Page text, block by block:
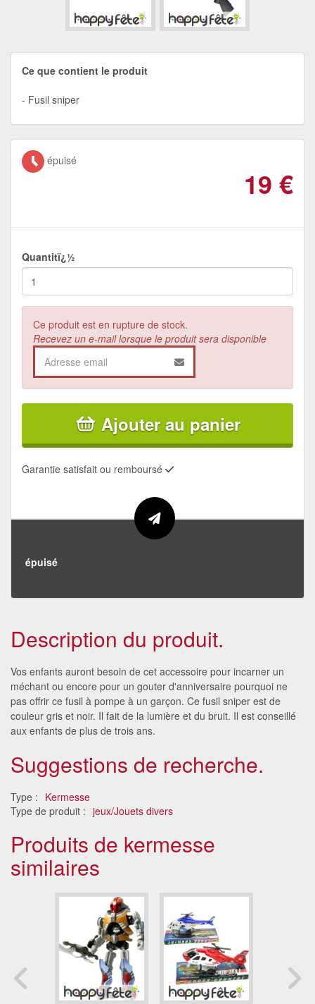
Ce que contient le produit
Fusil sniper
épuisé
19 €
Quantitï¿½
Ce produit est en rupture de stock.
Recevez un e-mail lorsque le produit sera disponible
Ajouter au panier
Garantie satisfait ou remboursé
épuisé
Description du produit.
Vos enfants auront besoin de cet accessoire pour incarner un
méchant ou encore pour un gouter d'anniversaire pourquoi ne
pas offrir ce fusil à pompe à un garçon. Ce fusil sniper est de
couleur gris et noir. Il fait de la lumière et du bruit. Il est conseillé
aux enfants de plus de trois ans.
Suggestions de recherche.
Type : Kermesse
Type de produit : jeux/Jouets divers
Produits de kermesse
similaires